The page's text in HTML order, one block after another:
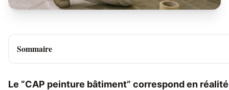
Sommaire
Le “CAP peinture bâtiment” correspond en